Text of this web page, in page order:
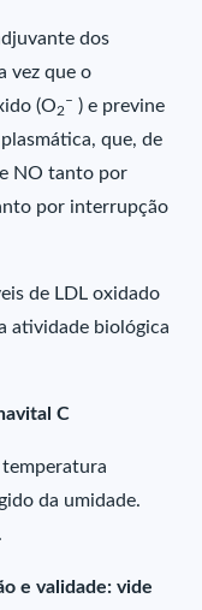
dos
vez que o
(O2
– ) e previne
que, de
NO tanto por
por interrupção
de LDL oxidado
atividade biológica
C
da umidade.
e validade: vide